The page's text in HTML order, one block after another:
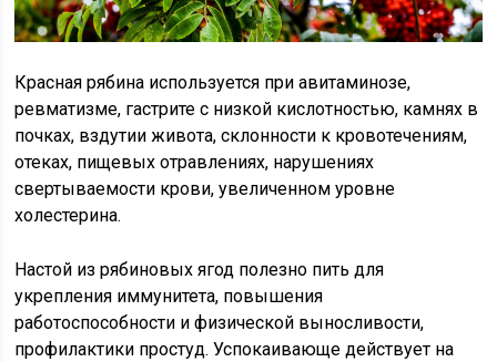
Красная рябина используется при авитаминозе,
ревматизме, гастрите с низкой кислотностью, камнях в
почках, вздутии живота, склонности к кровотечениям,
отеках, пищевых отравлениях, нарушениях
свертываемости крови, увеличенном уровне
холестерина.
Настой из рябиновых ягод полезно пить для
укрепления иммунитета, повышения
работоспособности и физической выносливости,
профилактики простуд. Успокаивающе действует на